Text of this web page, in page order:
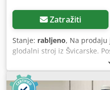
Zatražiti
Stanje: rabljeno, Na prodaju
glodalni stroj iz Švicarske.
vrhunskom stanju. Hodovi
Iupefx Agferf Prihvat alata:
o/min, podesivo bez